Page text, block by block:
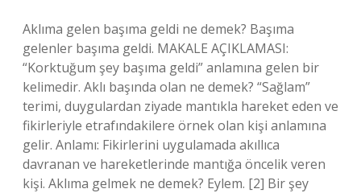
Aklıma gelen başıma geldi ne demek? Başıma
gelenler başıma geldi. MAKALE AÇIKLAMASI:
“Korktuğum şey başıma geldi” anlamına gelen bir
kelimedir. Aklı başında olan ne demek? “Sağlam”
terimi, duygulardan ziyade mantıkla hareket eden ve
fikirleriyle etrafındakilere örnek olan kişi anlamına
gelir. Anlamı: Fikirlerini uygulamada akıllıca
davranan ve hareketlerinde mantığa öncelik veren
kişi. Aklıma gelmek ne demek? Eylem. [2] Bir şey